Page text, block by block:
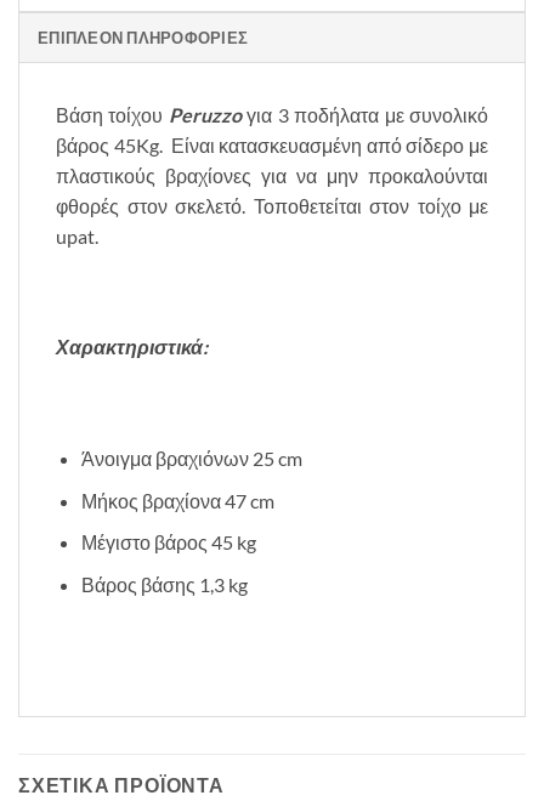
ΕΠΙΠΛΈΟΝ ΠΛΗΡΟΦΟΡΊΕΣ
Βάση τοίχου Peruzzoγια 3 ποδήλατα με συνολικό
βάρος 45Kg. Είναι κατασκευασμένη από σίδερο με
πλαστικούς βραχίονες για να μην προκαλούνται
φθορές στον σκελετό. Τοποθετείται στον τοίχο με
upat.
Χαρακτηριστικά:
Άνοιγμα βραχιόνων 25 cm
Μήκος βραχίονα 47 cm
Μέγιστο βάρος 45 kg
Βάρος βάσης 1,3 kg
ΣΧΕΤΙΚΆ ΠΡΟΪΌΝΤΑ